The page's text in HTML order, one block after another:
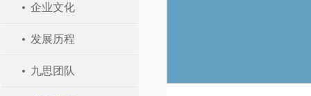
企业文化
发展历程
九思团队